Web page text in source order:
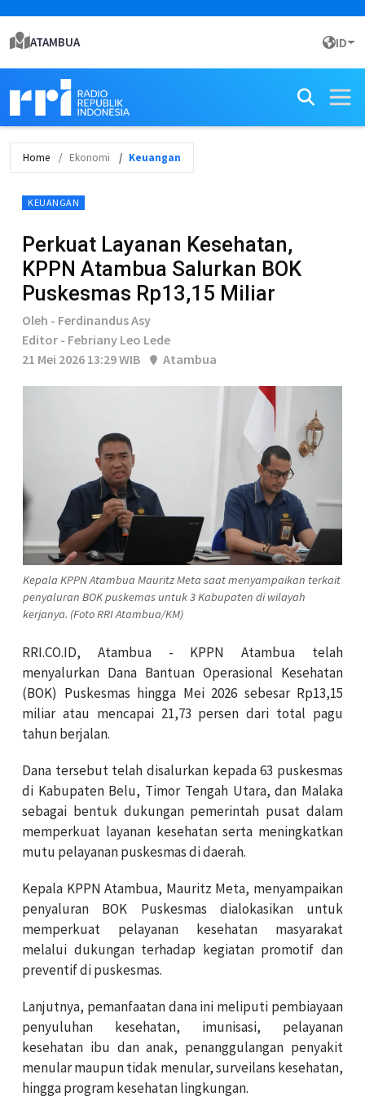
ATAMBUA ID
Home Ekonomi Keuangan
KEUANGAN
Perkuat Layanan Kesehatan,
KPPN Atambua Salurkan BOK
Puskesmas Rp13,15 Miliar
Oleh - Ferdinandus Asy
Editor - Febriany Leo Lede
21 Mei 2026 13:29 WIB
Atambua
Kepala KPPN Atambua Mauritz Meta saat menyampaikan terkait
penyaluran BOK puskemas untuk 3 Kabupaten di wilayah
kerjanya. (Foto RRI Atambua/KM)
RRI.CO.ID, Atambua - KPPN Atambua telah
menyalurkan Dana Bantuan Operasional Kesehatan
(BOK) Puskesmas hingga Mei 2026 sebesar Rp13,15
miliar atau mencapai 21,73 persen dari total pagu
tahun berjalan.
Dana tersebut telah disalurkan kepada 63 puskesmas
di Kabupaten Belu, Timor Tengah Utara, dan Malaka
sebagai bentuk dukungan pemerintah pusat dalam
memperkuat layanan kesehatan serta meningkatkan
mutu pelayanan puskesmas di daerah.
Kepala KPPN Atambua, Mauritz Meta, menyampaikan
penyaluran BOK Puskesmas dialokasikan untuk
memperkuat pelayanan kesehatan masyarakat
melalui dukungan terhadap kegiatan promotif dan
preventif di puskesmas.
Lanjutnya, pemanfaatan dana ini meliputi pembiayaan
penyuluhan kesehatan, imunisasi, pelayanan
kesehatan ibu dan anak, penanggulangan penyakit
menular maupun tidak menular, surveilans kesehatan,
hingga program kesehatan lingkungan.